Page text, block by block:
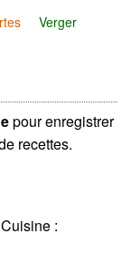
Verger
pour enregistrer
recettes.
: